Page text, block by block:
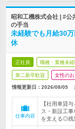
昭和工機株式会社 | #
の手当
未経験でも月給30
休
正社員 職種・業種未
第二新卒歓迎 女性の
情報更新日：2026/08/05
仕事内容
【社用車貸
ス・新設工
を支える◎残